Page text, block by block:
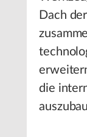
Dach
die